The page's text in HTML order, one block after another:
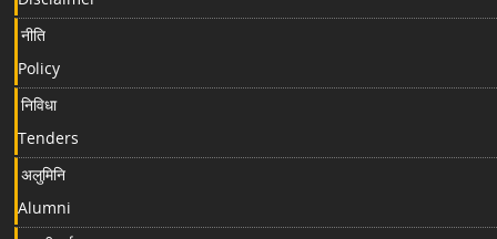
नीति
Policy
निविधा
Tenders
अलुमिनि
Alumni